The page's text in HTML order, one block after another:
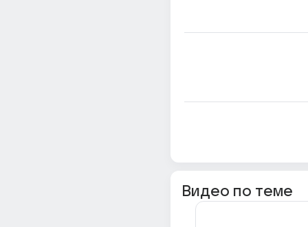
Видео по теме